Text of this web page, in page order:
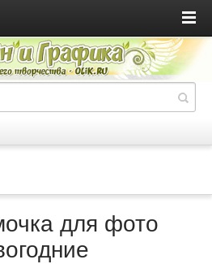
для фото